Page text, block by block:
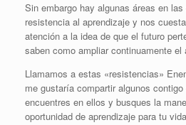
Sin embargo hay algunas áreas en
resistencia al aprendizaje y nos
atención a la idea de que el futuro
saben como ampliar continuamente el
Llamamos a estas «resistencias»
me gustaría compartir algunos
encuentres en ellos y busques la
oportunidad de aprendizaje para tu